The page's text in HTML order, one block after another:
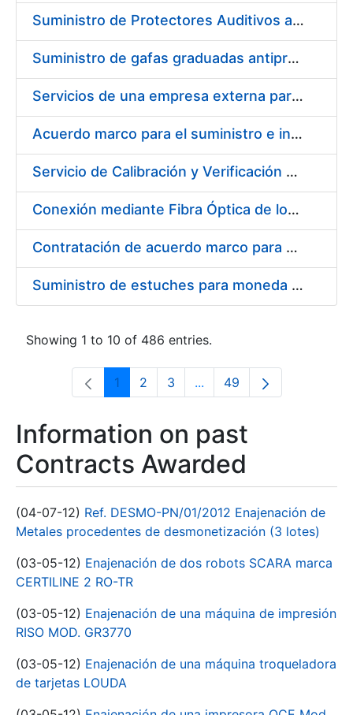
Suministro de Protectores Auditivos a medida para las personas trabajadoras de los Centros de Trabajo de Madrid y Burgos
Suministro de gafas graduadas antiproyecciones para los trabajadores de la FNMT-RCM en los centros de trabajo de Madrid y Burgos
Servicios de una empresa externa para el asesoramiento y resolución de los recursos de alzada que se presentan relacionados con procesos de selección para la FNMT-RCM
Acuerdo marco para el suministro e instalación de persianas, estores y otros complementos
Servicio de Calibración y Verificación Externa de los Equipos de Medición del Servicio de Prevención de la FNMT-RCM
Conexión mediante Fibra Óptica de los Centros de Proceso de Datos (CPDs) de las sedes de la FNMT-RCM de Burgos y Madrid
Contratación de acuerdo marco para el Suministro de Material de Electricidad para la Fábrica Nacional de Moneda y Timbre-Real Casa de la Moneda en su centro de trabajo de Burgos
Suministro de estuches para moneda de 30 €
Showing 1 to 10 of 486 entries.
Page
1 Page
2 Page
3 ...Intermediate Pages Use
Page
49
Information on past
Contracts Awarded
(04-07-12) Ref. DESMO-PN/01/2012 Enajenación de
Metales procedentes de desmonetización (3 lotes)
(03-05-12) Enajenación de dos robots SCARA marca
CERTILINE 2 RO-TR
(03-05-12) Enajenación de una máquina de impresión
RISO MOD. GR3770
(03-05-12) Enajenación de una máquina troqueladora
de tarjetas LOUDA